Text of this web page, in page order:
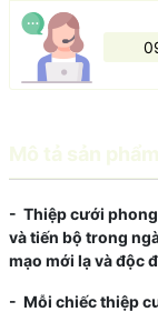
Mô tả sản phẩm
- Thiệp cưới
và tiến bộ trong
mạo mới lạ và độc
- Mỗi chiếc thiệp